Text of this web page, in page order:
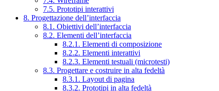
7.5. Prototipi interattivi
8. Progettazione dell’interfaccia
8.1. Obiettivi dell’interfaccia
8.2. Elementi dell’interfaccia
8.2.1. Elementi di composizione
8.2.2. Elementi interattivi
8.2.3. Elementi testuali (microtesti)
8.3. Progettare e costruire in alta fedeltà
8.3.1. Layout di pagina
8.3.2. Prototipi in alta fedeltà